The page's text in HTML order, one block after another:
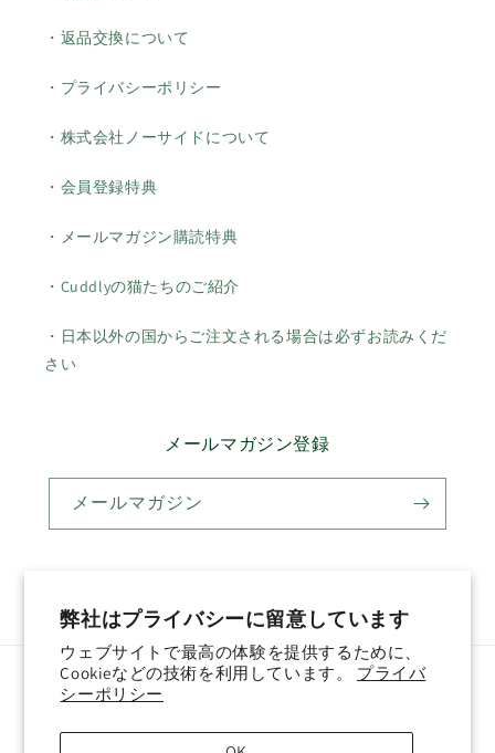
弊社はプライバシーに留意しています
ウェブサイトで最高の体験を提供するために、
Cookieなどの技術を利用しています。 プライバ
シーポリシー
・返品交換について
・プライバシーポリシー
・株式会社ノーサイドについて
・会員登録特典
・メールマガジン購読特典
・Cuddlyの猫たちのご紹介
・日本以外の国からご注文される場合は必ずお読みくだ
さい
メールマガジン登録
メールマガジン
国/地域
日本 (JPY ¥) 日本語